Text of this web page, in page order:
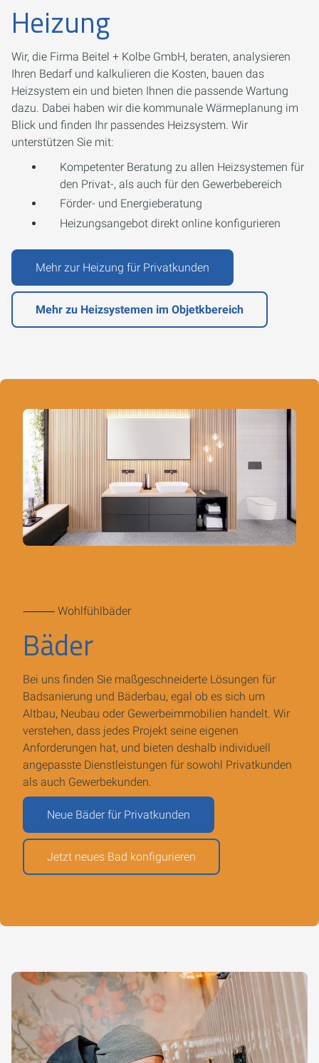
Heizung
Wir, die Firma Beitel + Kolbe GmbH, beraten, analysieren
Ihren Bedarf und kalkulieren die Kosten, bauen das
Heizsystem ein und bieten Ihnen die passende Wartung
dazu. Dabei haben wir die kommunale Wärmeplanung im
Blick und finden Ihr passendes Heizsystem. Wir
unterstützen Sie mit:
Kompetenter Beratung zu allen Heizsystemen für
den Privat-, als auch für den Gewerbebereich
Förder- und Energieberatung
Heizungsangebot direkt online konfigurieren
Mehr zur Heizung für Privatkunden
Mehr zu Heizsystemen im Objetkbereich
⸻ Wohlfühlbäder
Bäder
Bei uns finden Sie maßgeschneiderte Lösungen für
Badsanierung und Bäderbau, egal ob es sich um
Altbau, Neubau oder Gewerbeimmobilien handelt. Wir
verstehen, dass jedes Projekt seine eigenen
Anforderungen hat, und bieten deshalb individuell
angepasste Dienstleistungen für sowohl Privatkunden
als auch Gewerbekunden.
Neue Bäder für Privatkunden
Jetzt neues Bad konfigurieren